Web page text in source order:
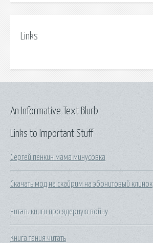
Links
Links to Important Stuff
Сергей пенкин мама минусовка
Скачать мод на скайрим на эбонитовый клинок
Читать книги про ядерную войну
Книга тания читать
An Informative Text Blurb